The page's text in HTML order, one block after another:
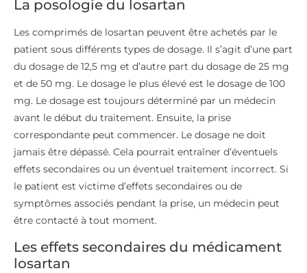
La posologie du losartan
Les comprimés de losartan peuvent être achetés par le
patient sous différents types de dosage. Il s’agit d’une part
du dosage de 12,5 mg et d’autre part du dosage de 25 mg
et de 50 mg. Le dosage le plus élevé est le dosage de 100
mg. Le dosage est toujours déterminé par un médecin
avant le début du traitement. Ensuite, la prise
correspondante peut commencer. Le dosage ne doit
jamais être dépassé. Cela pourrait entraîner d’éventuels
effets secondaires ou un éventuel traitement incorrect. Si
le patient est victime d’effets secondaires ou de
symptômes associés pendant la prise, un médecin peut
être contacté à tout moment.
Les effets secondaires du médicament
losartan